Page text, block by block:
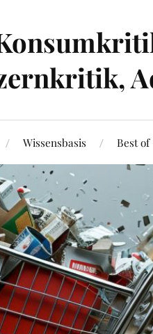
Wissensbasis Best of